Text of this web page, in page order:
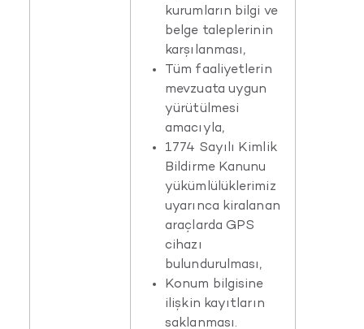
kurumların bilgi ve
belge taleplerinin
karşılanması,
Tüm faaliyetlerin
mevzuata uygun
yürütülmesi
amacıyla,
1774 Sayılı Kimlik
Bildirme Kanunu
yükümlülüklerimiz
uyarınca kiralanan
araçlarda GPS
cihazı
bulundurulması,
Konum bilgisine
ilişkin kayıtların
saklanması.